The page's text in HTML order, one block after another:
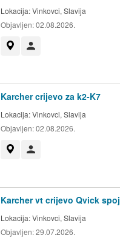
Lokacija:Vinkovci, Slavija
Objavljen:02.08.2026.
Karcher crijevo za k2-K7
Lokacija:Vinkovci, Slavija
Objavljen:02.08.2026.
Karcher vt crijevo Qvick spoj
Lokacija:Vinkovci, Slavija
Objavljen:29.07.2026.